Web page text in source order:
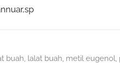
buah, lalat buah, metil eugenol,